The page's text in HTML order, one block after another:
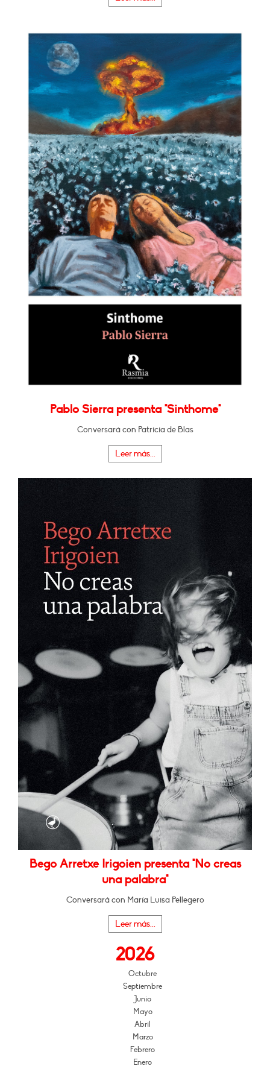
Pablo Sierra presenta "Sinthome"
Conversará con Patricia de Blas
Leer más...
Bego Arretxe Irigoien presenta "No creas
una palabra"
Conversará con María Luisa Pellegero
Leer más...
2026
Octubre
Septiembre
Junio
Mayo
Abril
Marzo
Febrero
Enero